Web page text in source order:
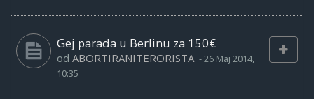
Gej parada u Berlinu za 150€
od ABORTIRANITERORISTA -26 Maj 2014,
10:35